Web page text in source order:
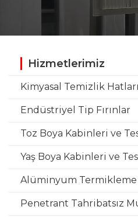
+90 (216) 591 04 00
+90
Hizmetlerimiz
Kimyasal Temizlik Hatları
Endüstriyel Tip Fırınlar
Toz Boya Kabinleri ve
Yaş Boya Kabinleri ve
Alüminyum Termikleme
Penetrant Tahribatsız